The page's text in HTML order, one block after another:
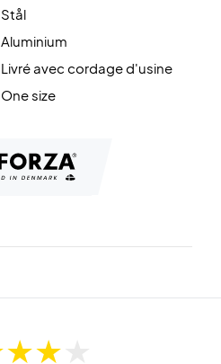
Stål
Aluminium
Livré avec cordage d'usine
One size